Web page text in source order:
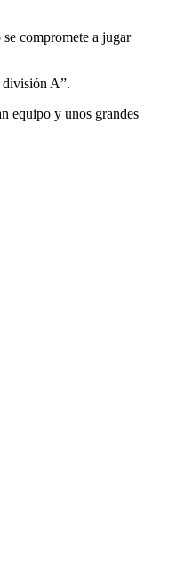
compromete a jugar
división A”.
equipo y unos grandes